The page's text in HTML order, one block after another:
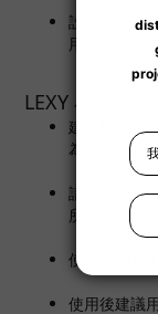
設有強力心
用。
LEXY 小建議
建議配合
為會損耗產
請收納於陰
所。
使用時如有
使用後建議